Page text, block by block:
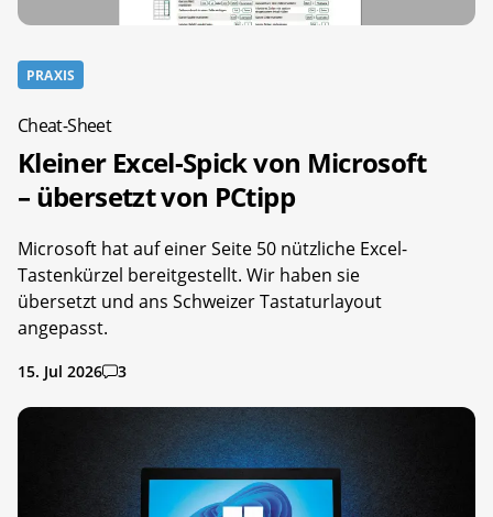
PRAXIS
Cheat-Sheet
Kleiner Excel-Spick von Microsoft
– übersetzt von PCtipp
Microsoft hat auf einer Seite 50 nützliche Excel-
Tastenkürzel bereitgestellt. Wir haben sie
übersetzt und ans Schweizer Tastaturlayout
angepasst.
15. Jul 2026 3